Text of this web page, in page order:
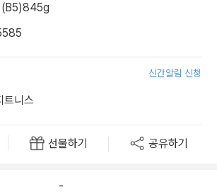
845g
신간알림 신청
트니스
선물하기 공유하기
-